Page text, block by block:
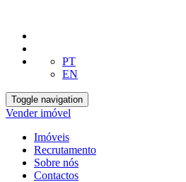
PT
EN
Toggle navigation
Vender imóvel
Imóveis
Recrutamento
Sobre nós
Contactos